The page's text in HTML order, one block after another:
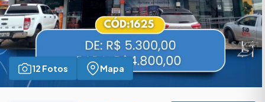
12 Fotos Mapa